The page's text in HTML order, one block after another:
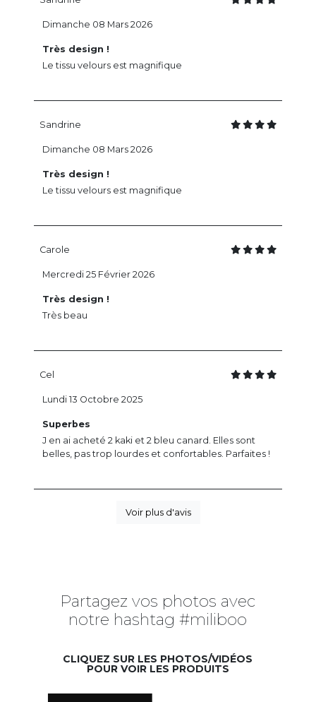
Très design !
Le tissu velours est magnifique
Dimanche 08 Mars 2026
Sandrine
Très design !
Le tissu velours est magnifique
Dimanche 08 Mars 2026
Carole
Très design !
Très beau
Mercredi 25 Février 2026
Cel
Superbes
J en ai acheté 2 kaki et 2 bleu canard. Elles sont
belles, pas trop lourdes et confortables. Parfaites !
Lundi 13 Octobre 2025
Voir plus d'avis
Partagez vos photos avec
notre hashtag #miliboo
CLIQUEZ SUR LES PHOTOS/VIDÉOS
POUR VOIR LES PRODUITS